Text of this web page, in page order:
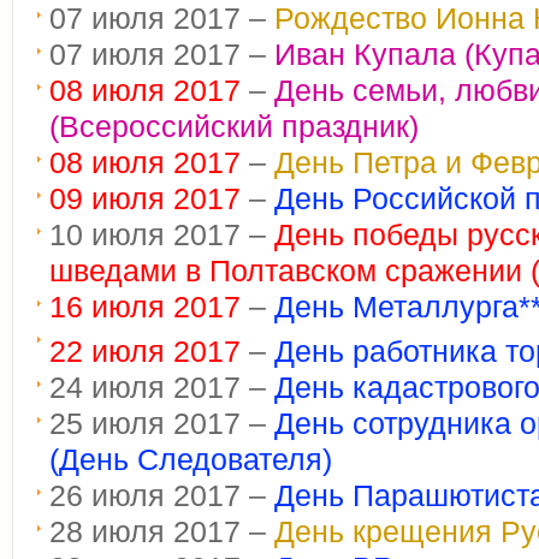
07 июля 2017 – Рождество Ионна
07 июля 2017 – Иван Купала
08 июля 2017 – День семьи,
(Всероссийский праздник)
08 июля 2017 – День Петра и
09 июля 2017 – День Российской
10 июля 2017 – День победы
шведами в Полтавском сражении
16 июля 2017 – День
22 июля 2017 – День работника
24 июля 2017 – День
25 июля 2017 – День сотрудника
(День Следователя)
26 июля 2017 – День
28 июля 2017 – День крещения